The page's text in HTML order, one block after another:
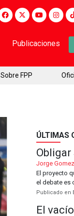
Publicaciones
Sobre FPP
ÚLTIMAS
Obligar
Jorge Gomez
El proyecto
el debate es
Publicado en
El